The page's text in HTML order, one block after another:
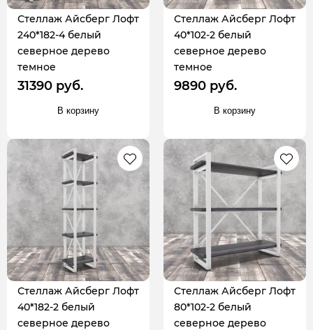
Стеллаж Айсберг Лофт
240*182-4 белый
северное дерево
темное
31390 руб.
В корзину
Стеллаж Айсберг Лофт
40*102-2 белый
северное дерево
темное
9890 руб.
В корзину
Стеллаж Айсберг Лофт
40*182-2 белый
северное дерево
Стеллаж Айсберг Лофт
80*102-2 белый
северное дерево